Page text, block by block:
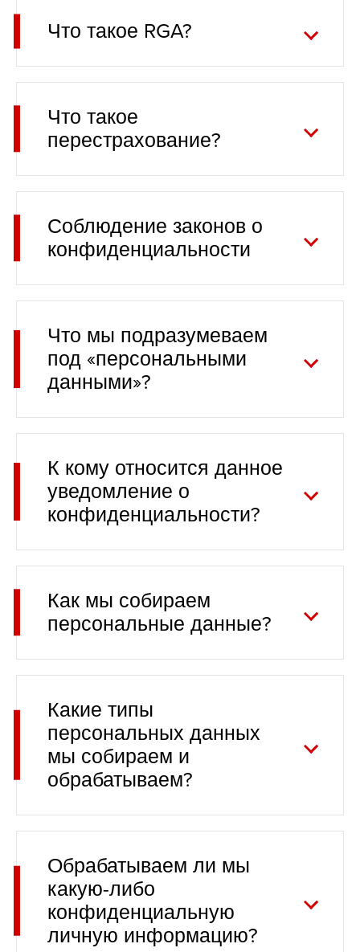
Что такое RGA?
Что такое
перестрахование?
Соблюдение законов о
конфиденциальности
Что мы подразумеваем
под «персональными
данными»?
К кому относится данное
уведомление о
конфиденциальности?
Как мы собираем
персональные данные?
Какие типы
персональных данных
мы собираем и
обрабатываем?
Обрабатываем ли мы
какую-либо
конфиденциальную
личную информацию?